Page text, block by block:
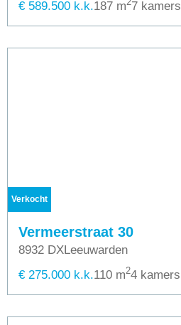
€ 589.500 k.k.187 m 7 kamers
Verkocht
Vermeerstraat 30
8932 DXLeeuwarden
€ 275.000 k.k.110 m24 kamers